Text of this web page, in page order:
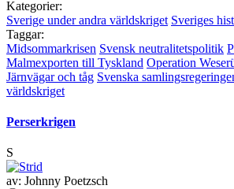
Kategorier:
Sverige under andra världskriget Sveriges
Taggar:
Midsommarkrisen Svensk neutralitetspolitik
Malmexporten till Tyskland Operation
Järnvägar och tåg Svenska
världskriget
Perserkrigen
S
av: Johnny Poetzsch